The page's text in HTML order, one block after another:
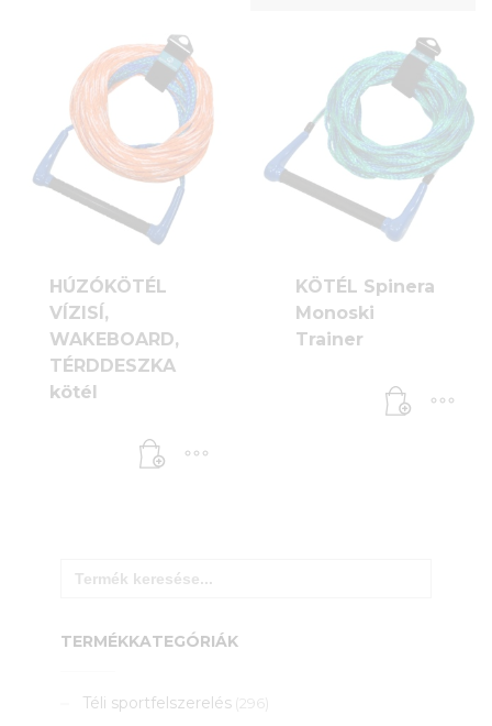
HÚZÓKÖTÉL
VÍZISÍ,
WAKEBOARD,
TÉRDDESZKA
kötél
KÖTÉL Spinera
Monoski
Trainer
for:
TERMÉKKATEGÓRIÁK
Téli sportfelszerelés (296)